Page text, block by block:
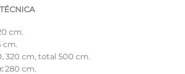
cm.
cm.
320 cm, total 500 cm.
280 cm.